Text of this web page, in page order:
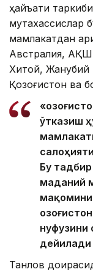
ҳайъати
мутахассислар
мамлакатдан
Австралия,
Хитой, Жанубий
Қозоғистон ва
ўтказиш
Бу
маданий
дейилади
Танлов